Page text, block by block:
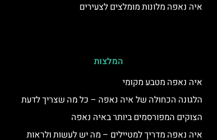
איה נאפה מלונות מומלצים לצעירים
המלצות
איה נאפה מטבע מקומי
הלגונה הכחולה של איה נאפה – כל מה שצריך לדעת
הצוקים המפורסמים ביותר באיה נאפה
איה נאפה מדריך למטיילים – מה יש לעשות ולראות